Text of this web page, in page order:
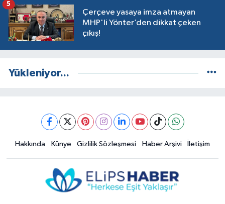
Çerçeve yasaya imza atmayan
MHP'li Yönter’den dikkat çeken
çıkış!
5
Yükleniyor...
Hakkında Künye Gizlilik Sözleşmesi Haber Arşivi İletişim